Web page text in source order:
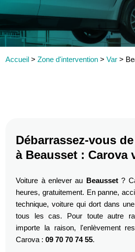
Accueil >Zone d'intervention >Var >
Débarrassez-vous
à Beausset : Carova
Voiture à enlever au Beausset?
heures, gratuitement. En panne,
technique, voiture qui dort dans
tous les cas. Pour toute autre
importe la raison, l'enlèvement
Carova :09 70 70 74 55.